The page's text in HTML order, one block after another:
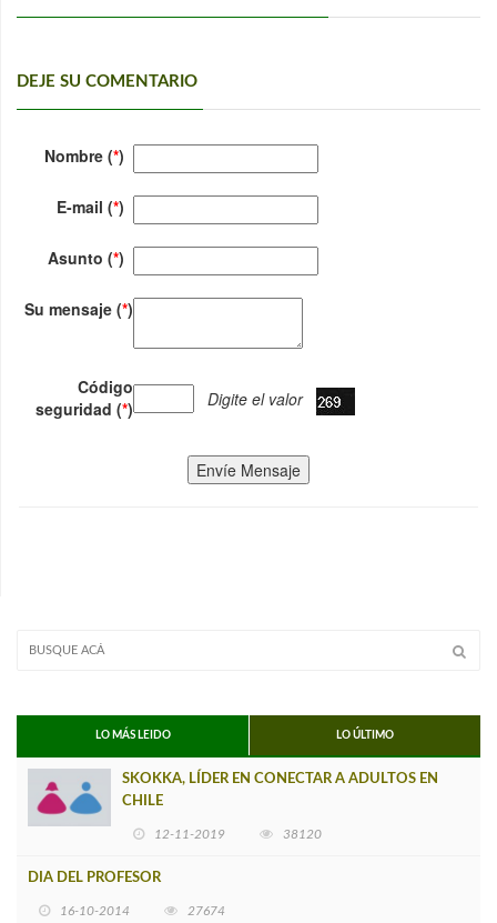
DEJE SU COMENTARIO
Nombre (*)
E-mail (*)
Asunto (*)
Su mensaje (*)
Código
seguridad (*) Digite el valor
Envíe Mensaje
LO MÁS LEIDO LO ÚLTIMO
SKOKKA, LÍDER EN CONECTAR A ADULTOS EN
CHILE
12-11-2019 38120
DIA DEL PROFESOR
16-10-2014 27674